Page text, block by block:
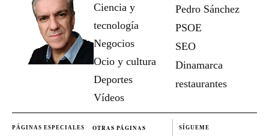
Ciencia y
tecnología
Negocios
Ocio y cultura
Deportes
Vídeos
Pedro Sánchez
PSOE
SEO
Dinamarca
restaurantes
PÁGINAS ESPECIALES OTRAS PÁGINAS SÍGUEME